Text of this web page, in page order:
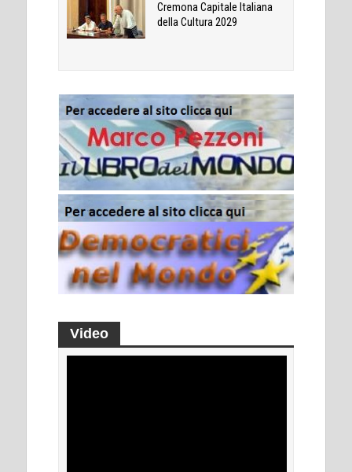
Cremona Capitale Italiana
della Cultura 2029
Video